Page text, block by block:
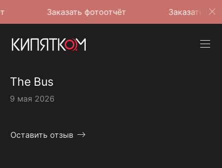
Заказать фотоотчёт Заказать фотоотчёт
The Bus
9 мая 2026
Оставить отзыв